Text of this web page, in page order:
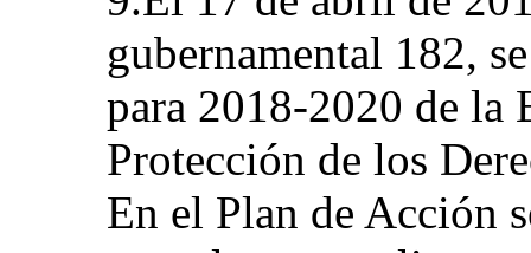
gubernamental 182,
para 2018-2020 de la
Protección de los
En el Plan de Acción